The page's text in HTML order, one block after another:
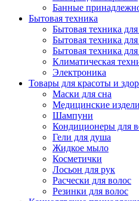
Банные
Бытовая техника
Бытовая техника
Бытовая техника
Бытовая техника
Климатическая
Электроника
Товары для красоты и
Маски для сна
Медицинские
Шампуни
Кондиционеры для
Гели для душа
Жидкое мыло
Косметички
Лосьон для рук
Расчески для волос
Резинки для волос